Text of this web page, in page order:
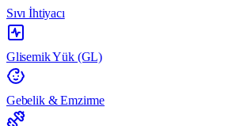
Sıvı İhtiyacı
Glisemik Yük (GL)
Gebelik & Emzirme